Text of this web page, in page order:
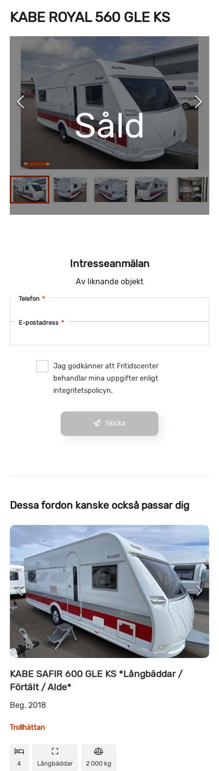
KABE ROYAL 560 GLE KS
Såld
Intresseanmälan
Av liknande objekt
Telefon *
E-postadress *
Jag godkänner att Fritidscenter
behandlar mina uppgifter enligt
integritetspolicyn.
Skicka
Dessa fordon kanske också passar dig
KABE SAFIR 600 GLE KS *Långbäddar /
Förtält / Alde*
Beg, 2018
Trollhättan
4 Långbäddar 2 000 kg